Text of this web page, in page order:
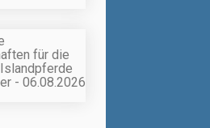
für die
- 06.08.2026